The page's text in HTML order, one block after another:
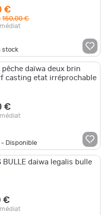
€
150,00 €
stock
pêche daïwa deux brin
casting etat irréprochable
€
- Disponible
BULLE daiwa legalis bulle
€